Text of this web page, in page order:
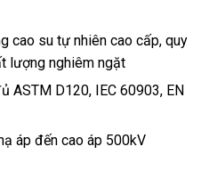
cao su tự nhiên cao cấp, quy
lượng nghiêm ngặt
ASTM D120, IEC 60903, EN
áp đến cao áp 500kV